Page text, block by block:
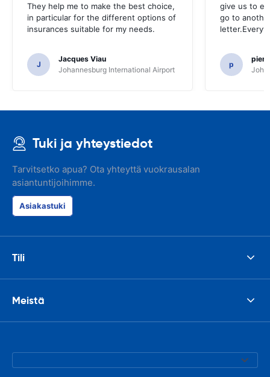
They help me to make the best choice,
in particular for the different options of
insurances suitable for my needs.
J
Jacques Viau
Johannesburg International Airport
give us to
go to
p
Tuki ja yhteystiedot
Tarvitsetko apua? Ota yhteyttä vuokrausalan
asiantuntijoihimme.
Asiakastuki
Tili
Meistä